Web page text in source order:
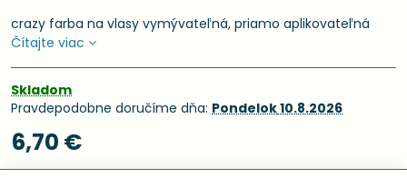
crazy farba na vlasy vymývateľná, priamo aplikovateľná
Čítajte viac
Skladom
Pravdepodobne doručíme dňa: Pondelok10.8.2026
6,70 €